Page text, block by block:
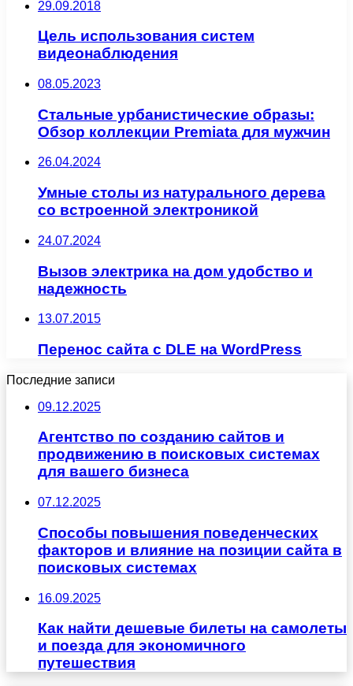
29.09.2018
Цель использования систем
видеонаблюдения
08.05.2023
Стальные урбанистические образы:
Обзор коллекции Premiata для мужчин
26.04.2024
Умные столы из натурального дерева
со встроенной электроникой
24.07.2024
Вызов электрика на дом удобство и
надежность
13.07.2015
Перенос сайта с DLE на WordPress
Последние записи
09.12.2025
Агентство по созданию сайтов и
продвижению в поисковых системах
для вашего бизнеса
07.12.2025
Способы повышения поведенческих
факторов и влияние на позиции сайта в
поисковых системах
16.09.2025
Как найти дешевые билеты на самолеты
и поезда для экономичного
путешествия